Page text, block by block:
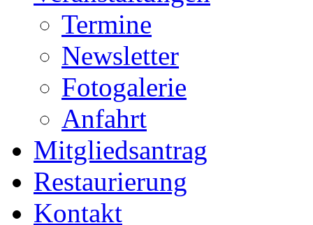
Termine
Newsletter
Fotogalerie
Anfahrt
Mitgliedsantrag
Restaurierung
Kontakt